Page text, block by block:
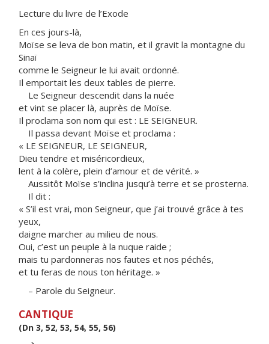
Lecture du livre de l’Exode
En ces jours-là,
Moïse se leva de bon matin, et il gravit la montagne du
Sinaï
comme le Seigneur le lui avait ordonné.
Il emportait les deux tables de pierre.
Le Seigneur descendit dans la nuée
et vint se placer là, auprès de Moïse.
Il proclama son nom qui est : LE SEIGNEUR.
Il passa devant Moïse et proclama :
« LE SEIGNEUR, LE SEIGNEUR,
Dieu tendre et miséricordieux,
lent à la colère, plein d’amour et de vérité. »
Aussitôt Moïse s’inclina jusqu’à terre et se prosterna.
Il dit :
« S’il est vrai, mon Seigneur, que j’ai trouvé grâce à tes
yeux,
daigne marcher au milieu de nous.
Oui, c’est un peuple à la nuque raide ;
mais tu pardonneras nos fautes et nos péchés,
et tu feras de nous ton héritage. »
– Parole du Seigneur.
CANTIQUE
(Dn 3, 52, 53, 54, 55, 56)